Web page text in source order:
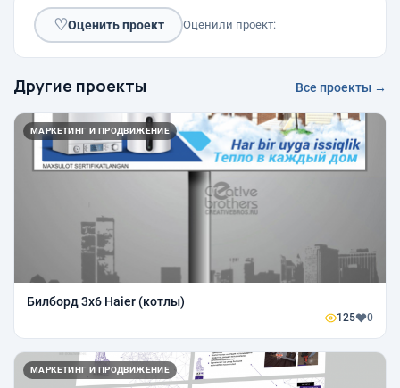
♡Оценить проект Оценили проект:
Другие проекты Все проекты →
МАРКЕТИНГ И ПРОДВИЖЕНИЕ
Билборд 3х6 Haier (котлы)
125 0
МАРКЕТИНГ И ПРОДВИЖЕНИЕ